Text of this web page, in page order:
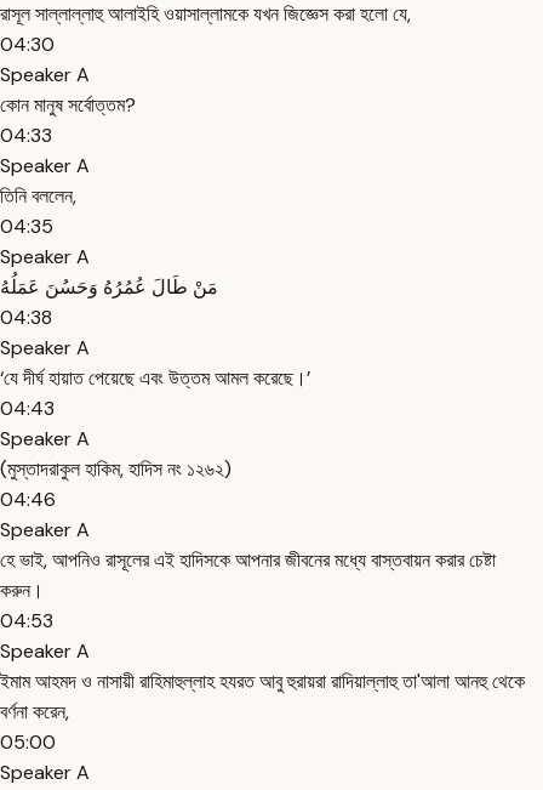
রাসূল সাল্লাল্লাহু আলাইহি ওয়াসাল্লামকে যখন জিজ্ঞেস করা হলো যে,
04:30
Speaker A
কোন মানুষ সর্বোত্তম?
04:33
Speaker A
তিনি বললেন,
04:35
Speaker A
مَنْ طَالَ عُمُرُهُ وَحَسُنَ عَمَلُهُ
04:38
Speaker A
‘যে দীর্ঘ হায়াত পেয়েছে এবং উত্তম আমল করেছে।’
04:43
Speaker A
(মুস্তাদরাকুল হাকিম, হাদিস নং ১২৬২)
04:46
Speaker A
হে ভাই, আপনিও রাসূলের এই হাদিসকে আপনার জীবনের মধ্যে বাস্তবায়ন করার চেষ্টা
করুন।
04:53
Speaker A
ইমাম আহমদ ও নাসায়ী রাহিমাহুল্লাহ হযরত আবু হুরায়রা রাদিয়াল্লাহু তা'আলা আনহু থেকে
বর্ণনা করেন,
05:00
Speaker A